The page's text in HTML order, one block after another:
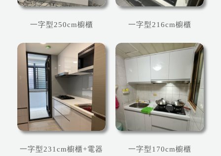
一字型250cm櫥櫃 一字型216cm櫥櫃
一字型231cm櫥櫃+電器
一字型170cm櫥櫃